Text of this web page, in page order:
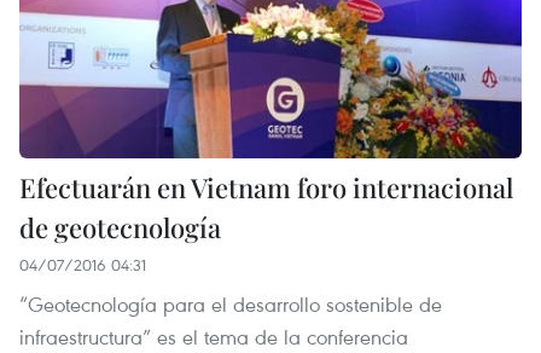
Efectuarán en Vietnam foro internacional
de geotecnología
04/07/2016 04:31
“Geotecnología para el desarrollo sostenible de
infraestructura” es el tema de la conferencia